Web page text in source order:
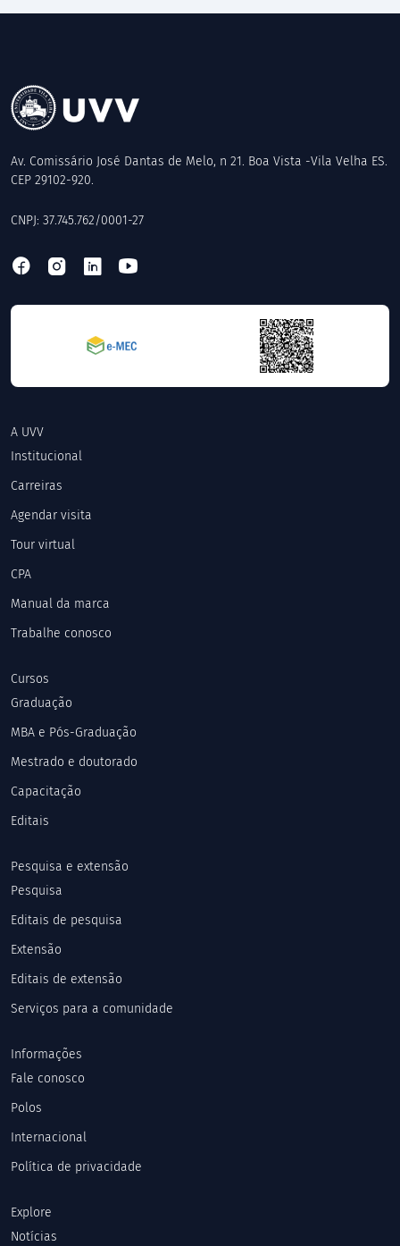
Av. Comissário José Dantas de Melo, n 21. Boa Vista -Vila Velha ES.
CEP 29102-920.
CNPJ: 37.745.762/0001-27
A UVV
Institucional
Carreiras
Agendar visita
Tour virtual
CPA
Manual da marca
Trabalhe conosco
Cursos
Graduação
MBA e Pós-Graduação
Mestrado e doutorado
Capacitação
Editais
Pesquisa e extensão
Pesquisa
Editais de pesquisa
Extensão
Editais de extensão
Serviços para a comunidade
Informações
Fale conosco
Polos
Internacional
Política de privacidade
Explore
Notícias